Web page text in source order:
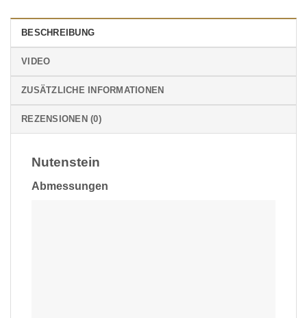
BESCHREIBUNG
VIDEO
ZUSÄTZLICHE INFORMATIONEN
REZENSIONEN (0)
Nutenstein
Abmessungen